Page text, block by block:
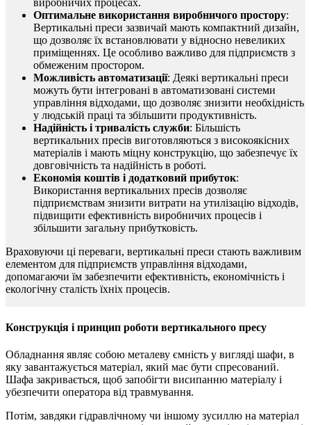
Оптимальне використання виробничого простору:
Вертикальні преси зазвичай мають компактний дизайн,
що дозволяє їх встановлювати у відносно невеликих
приміщеннях. Це особливо важливо для підприємств з
обмеженим простором.
Можливість автоматизації: Деякі вертикальні преси
можуть бути інтегровані в автоматизовані системи
управління відходами, що дозволяє знизити необхідність
у людській праці та збільшити продуктивність.
Надійність і тривалість служби: Більшість
вертикальних пресів виготовляються з високоякісних
матеріалів і мають міцну конструкцію, що забезпечує їх
довговічність та надійність в роботі.
Економія коштів і додатковий прибуток:
Використання вертикальних пресів дозволяє
підприємствам знизити витрати на утилізацію відходів,
підвищити ефективність виробничих процесів і
збільшити загальну прибутковість.
Враховуючи ці переваги, вертикальні преси стають важливим
елементом для підприємств управління відходами,
допомагаючи їм забезпечити ефективність, економічність і
екологічну сталість їхніх процесів.
Конструкція і принцип роботи вертикального пресу
Обладнання являє собою металеву ємність у вигляді шафи, в
яку завантажується матеріал, який має бути спресований.
Шафа закривається, щоб запобігти висипанню матеріалу і
убезпечити оператора від травмування.
Потім, завдяки гідравлічному чи іншому зусиллю на матеріал